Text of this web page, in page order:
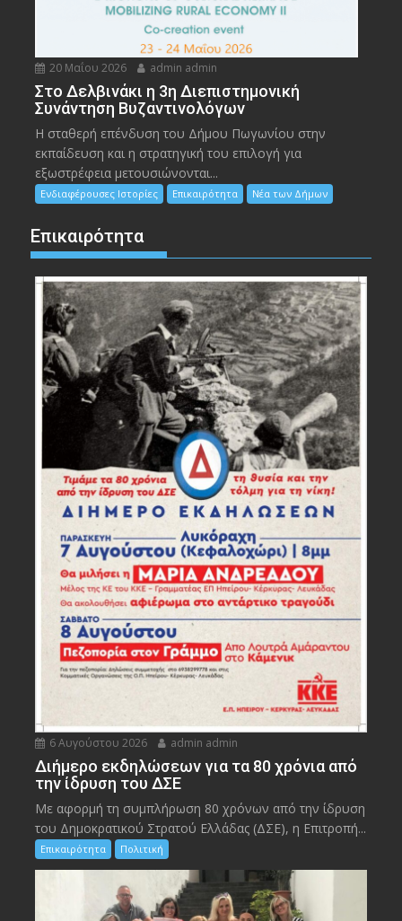
20 Μαΐου 2026 admin admin
Στο Δελβινάκι η 3η Διεπιστημονική
Συνάντηση Βυζαντινολόγων
Η σταθερή επένδυση του Δήμου Πωγωνίου στην
εκπαίδευση και η στρατηγική του επιλογή για
εξωστρέφεια μετουσιώνονται...
Ενδιαφέρουσες Ιστορίες Επικαιρότητα Νέα των Δήμων
Επικαιρότητα
6 Αυγούστου 2026 admin admin
Διήμερο εκδηλώσεων για τα 80 χρόνια από
την ίδρυση του ΔΣΕ
Με αφορμή τη συμπλήρωση 80 χρόνων από την ίδρυση
του Δημοκρατικού Στρατού Ελλάδας (ΔΣΕ), η Επιτροπή...
Επικαιρότητα Πολιτική